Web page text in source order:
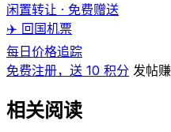
闲置转让 · 免费赠送
✈️ 回国机票
每日价格追踪
免费注册，送 10 积分 发帖
相关阅读